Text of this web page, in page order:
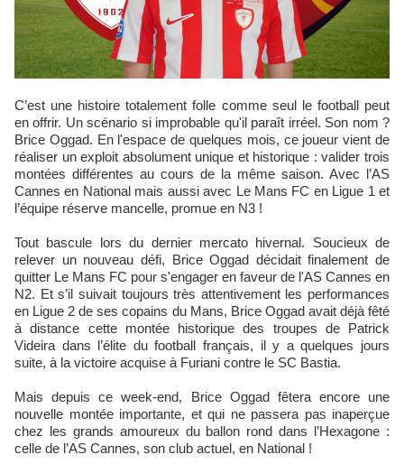
C’est une histoire totalement folle comme seul le football peut
en offrir. Un scénario si improbable qu'il paraît irréel. Son nom ?
Brice Oggad. En l'espace de quelques mois, ce joueur vient de
réaliser un exploit absolument unique et historique : valider trois
montées différentes au cours de la même saison. Avec l’AS
Cannes en National mais aussi avec Le Mans FC en Ligue 1 et
l’équipe réserve mancelle, promue en N3 !
Tout bascule lors du dernier mercato hivernal. Soucieux de
relever un nouveau défi, Brice Oggad décidait finalement de
quitter Le Mans FC pour s'engager en faveur de l'AS Cannes en
N2. Et s’il suivait toujours très attentivement les performances
en Ligue 2 de ses copains du Mans, Brice Oggad avait déjà fêté
à distance cette montée historique des troupes de Patrick
Videira dans l’élite du football français, il y a quelques jours
suite, à la victoire acquise à Furiani contre le SC Bastia.
Mais depuis ce week-end, Brice Oggad fêtera encore une
nouvelle montée importante, et qui ne passera pas inaperçue
chez les grands amoureux du ballon rond dans l’Hexagone :
celle de l’AS Cannes, son club actuel, en National !